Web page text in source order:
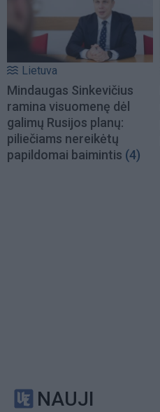
Lietuva
Mindaugas Sinkevičius
ramina visuomenę dėl
galimų Rusijos planų:
piliečiams nereikėtų
papildomai baimintis (4)
NAUJI